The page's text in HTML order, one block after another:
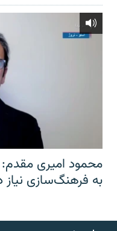
محمود امیری مقدم:
به فرهنگ‌سازی نیاز